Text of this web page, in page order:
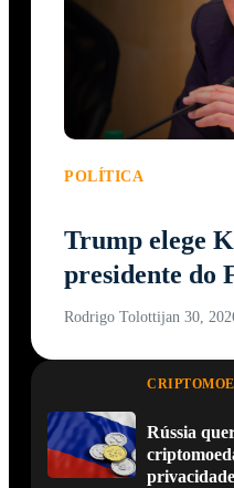
POLÍTICA
Trump elege
presidente do
Rodrigo Tolottijan 30,
Rússia
privacidade